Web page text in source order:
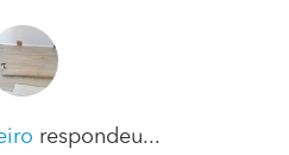
respondeu...